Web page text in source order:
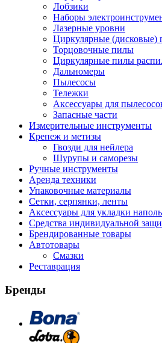
Лобзики
Наборы
Лазерные уровни
Циркулярные (дисковые)
Торцовочные пилы
Циркулярные пилы
Дальномеры
Пылесосы
Тележки
Аксессуары для
Запасные части
Измерительные инструменты
Крепеж и метизы
Гвозди для нейлера
Шурупы и саморезы
Ручные инструменты
Аренда техники
Упаковочные материалы
Сетки, серпянки, ленты
Аксессуары для укладки
Средства индивидуальной
Брендированные товары
Автотовары
Смазки
Реставрация
Бренды